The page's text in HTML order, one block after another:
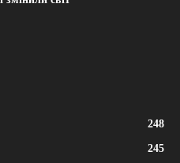
248
245